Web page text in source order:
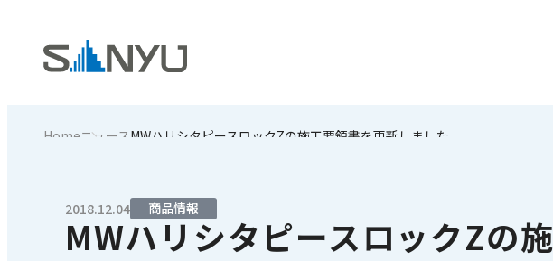
Homeニュース MWハリシタピースロックZの施工要領書を更新しました。
2018.12.04 商品情報
MWハリシタピースロックZの